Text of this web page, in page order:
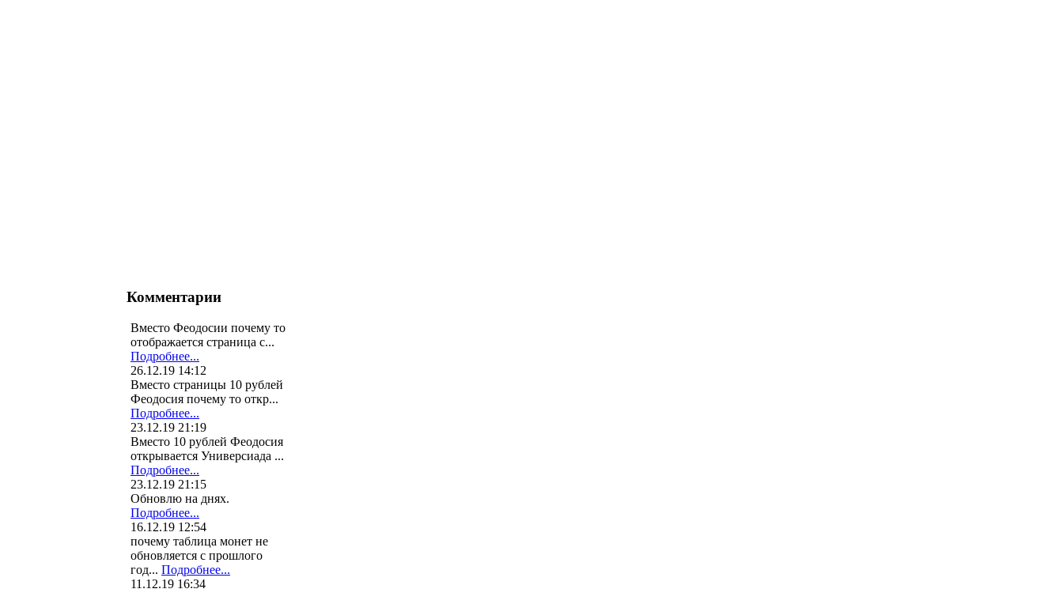
Комментарии
Вместо Феодосии почему то
отображается страница с...
Подробнее...
26.12.19 14:12
Вместо страницы 10 рублей
Феодосия почему то откр...
Подробнее...
23.12.19 21:19
Вместо 10 рублей Феодосия
открывается Универсиада ...
Подробнее...
23.12.19 21:15
Обновлю на днях.
Подробнее...
16.12.19 12:54
почему таблица монет не
обновляется с прошлого
год... Подробнее...
11.12.19 16:34